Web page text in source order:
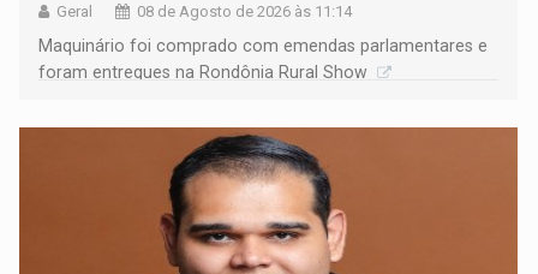
Geral 08 de Agosto de 2026 às 11:14
Maquinário foi comprado com emendas parlamentares e
foram entregues na Rondônia Rural Show